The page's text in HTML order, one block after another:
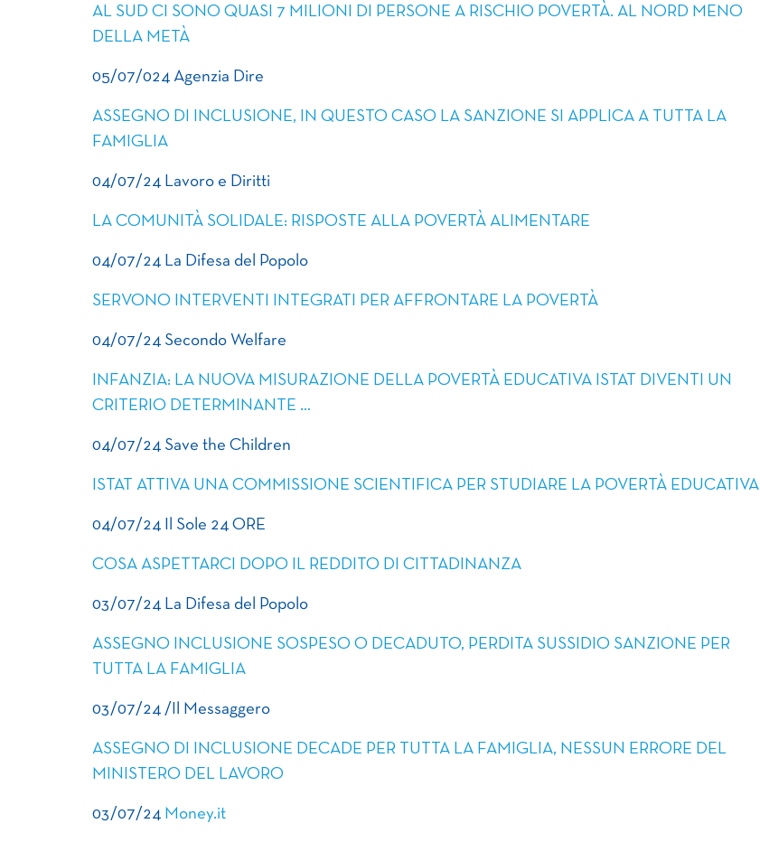
AL SUD CI SONO QUASI 7 MILIONI DI PERSONE A RISCHIO POVERTÀ. AL NORD MENO
DELLA METÀ
05/07/024 Agenzia Dire
ASSEGNO DI INCLUSIONE, IN QUESTO CASO LA SANZIONE SI APPLICA A TUTTA LA
FAMIGLIA
04/07/24 Lavoro e Diritti
LA COMUNITÀ SOLIDALE: RISPOSTE ALLA POVERTÀ ALIMENTARE
04/07/24 La Difesa del Popolo
SERVONO INTERVENTI INTEGRATI PER AFFRONTARE LA POVERTÀ
04/07/24 Secondo Welfare
INFANZIA: LA NUOVA MISURAZIONE DELLA POVERTÀ EDUCATIVA ISTAT DIVENTI UN
CRITERIO DETERMINANTE …
04/07/24 Save the Children
ISTAT ATTIVA UNA COMMISSIONE SCIENTIFICA PER STUDIARE LA POVERTÀ EDUCATIVA
04/07/24 Il Sole 24 ORE
COSA ASPETTARCI DOPO IL REDDITO DI CITTADINANZA
03/07/24 La Difesa del Popolo
ASSEGNO INCLUSIONE SOSPESO O DECADUTO, PERDITA SUSSIDIO SANZIONE PER
TUTTA LA FAMIGLIA
03/07/24 /Il Messaggero
ASSEGNO DI INCLUSIONE DECADE PER TUTTA LA FAMIGLIA, NESSUN ERRORE DEL
MINISTERO DEL LAVORO
03/07/24 Money.it